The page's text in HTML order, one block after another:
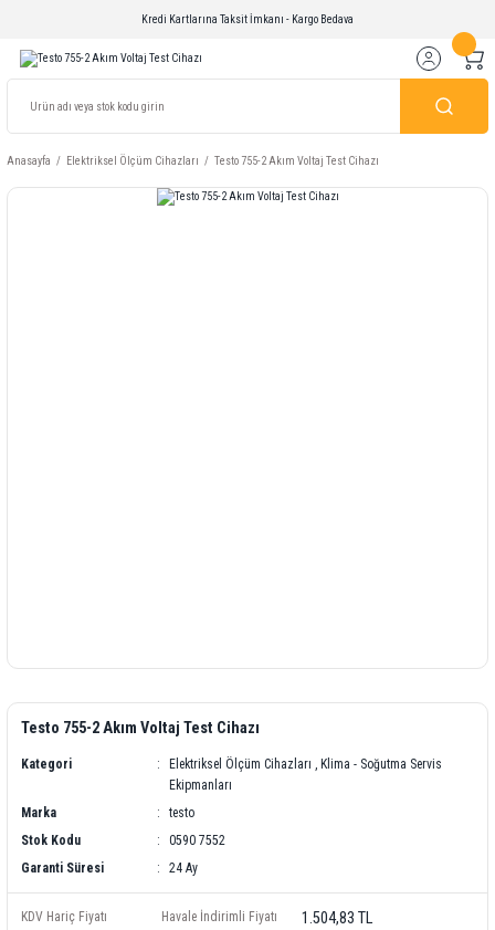
Kredi Kartlarına Taksit İmkanı - Kargo Bedava
Anasayfa Elektriksel Ölçüm Cihazları Testo 755-2 Akım Voltaj Test Cihazı
Testo 755-2 Akım Voltaj Test Cihazı
Kategori Elektriksel Ölçüm Cihazları , Klima - Soğutma Servis
Ekipmanları
Marka
testo
Stok Kodu
0590 7552
Garanti Süresi
24 Ay
KDV Hariç Fiyatı Havale İndirimli Fiyatı 1.504,83 TL